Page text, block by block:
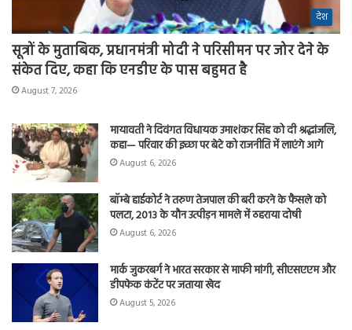
देश
सूत्रों के मुताबिक, प्रधानमंत्री मोदी ने परिसीमन पर जोर देने के
संकेत दिए, कहा कि एनडीए के पास बहुमत है
August 7, 2026
मायावती ने दिवंगत विधायक उमाशंकर सिंह को दी श्रद्धांजलि,
कहा— परिवार की इच्छा पर बेटे को राजनीति में लाएंगे आगे
August 6, 2026
बॉम्बे हाईकोर्ट ने तरुण तेजपाल की बरी करने के फैसले को
पलटा, 2013 के यौन उत्पीड़न मामले में ठहराया दोषी
August 6, 2026
मार्क जुकरबर्ग ने भारत सरकार से माफी मांगी, सीएसएएम और
डीपफेक कंटेंट पर जताया खेद
August 5, 2026